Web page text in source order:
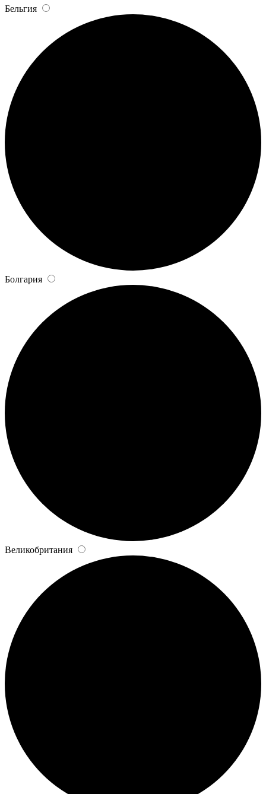
Бельгия
Болгария
Великобритания